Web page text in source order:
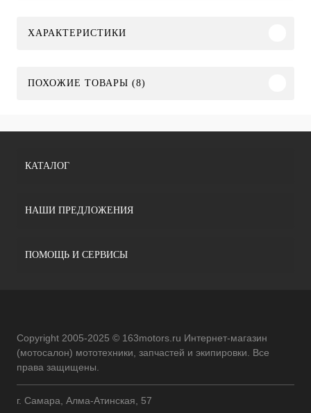
ХАРАКТЕРИСТИКИ
ПОХОЖИЕ ТОВАРЫ (8)
КАТАЛОГ
НАШИ ПРЕДЛОЖЕНИЯ
ПОМОЩЬ И СЕРВИСЫ
Copyright 2005-2025 © 163motors.ru Интернет-магазин
(мотосалон) мототехники, запчастей и экипировки. Все
права защищены.
г. Самара, Алма-Атинская, 57